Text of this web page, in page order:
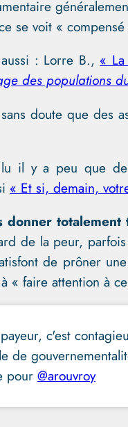
se voit «
: Lorre B., «
des populations
doute que des
il y a peu que
« Et si, demain,
de la peur,
de prôner
« faire attention à
c'est
de
pour @arouvroy